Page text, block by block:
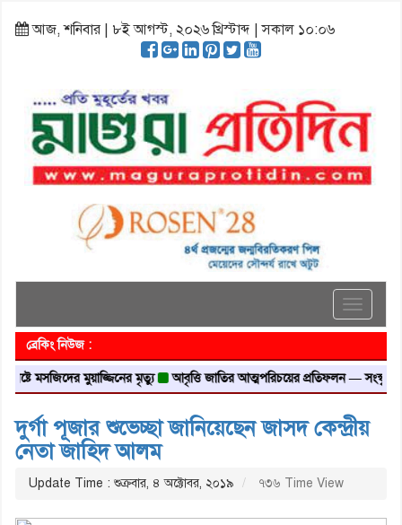
আজ, শনিবার | ৮ই আগস্ট, ২০২৬ খ্রিস্টাব্দ | সকাল ১০:০৬
Toggle
ব্রেকিং নিউজ :
মসজিদের মুয়াজ্জিনের মৃত্যু আবৃত্তি জাতির আত্মপরিচয়ের প্রতিফলন — সংস্কৃতি মন্ত্রী
দুর্গা পূজার শুভেচ্ছা জানিয়েছেন জাসদ কেন্দ্রীয়
নেতা জাহিদ আলম
Update Time : শুক্রবার, ৪ অক্টোবর, ২০১৯ ৭৩৬ Time View